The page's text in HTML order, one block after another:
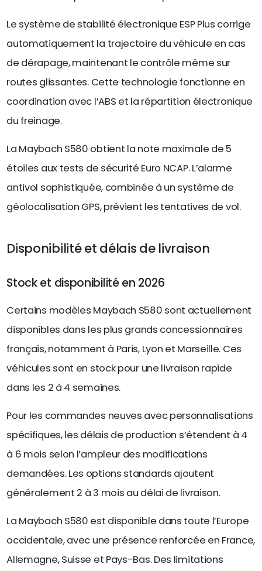
Le système de stabilité électronique ESP Plus corrige
automatiquement la trajectoire du véhicule en cas
de dérapage, maintenant le contrôle même sur
routes glissantes. Cette technologie fonctionne en
coordination avec l’ABS et la répartition électronique
du freinage.
La Maybach S580 obtient la note maximale de 5
étoiles aux tests de sécurité Euro NCAP. L’alarme
antivol sophistiquée, combinée à un système de
géolocalisation GPS, prévient les tentatives de vol.
Disponibilité et délais de livraison
Stock et disponibilité en 2026
Certains modèles Maybach S580 sont actuellement
disponibles dans les plus grands concessionnaires
français, notamment à Paris, Lyon et Marseille. Ces
véhicules sont en stock pour une livraison rapide
dans les 2 à 4 semaines.
Pour les commandes neuves avec personnalisations
spécifiques, les délais de production s’étendent à 4
à 6 mois selon l’ampleur des modifications
demandées. Les options standards ajoutent
généralement 2 à 3 mois au délai de livraison.
La Maybach S580 est disponible dans toute l’Europe
occidentale, avec une présence renforcée en France,
Allemagne, Suisse et Pays-Bas. Des limitations